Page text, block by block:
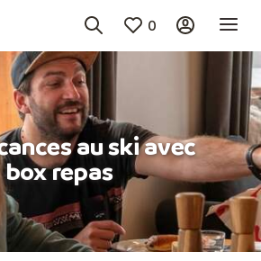
0
au ski avec
box repas